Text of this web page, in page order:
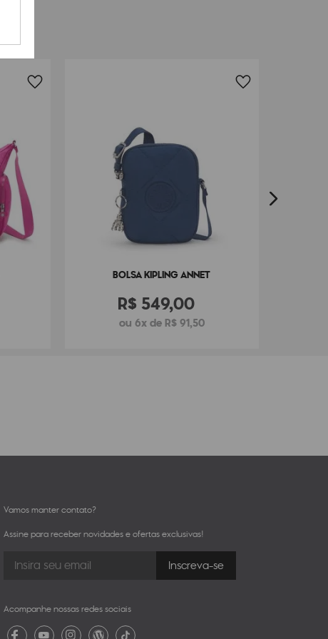
BOLSA KIPLING ANNET
R$ 549,00
ou 6x de R$ 91,50
Vamos manter contato?
Assine para receber novidades e ofertas exclusivas!
Acompanhe nossas redes sociais